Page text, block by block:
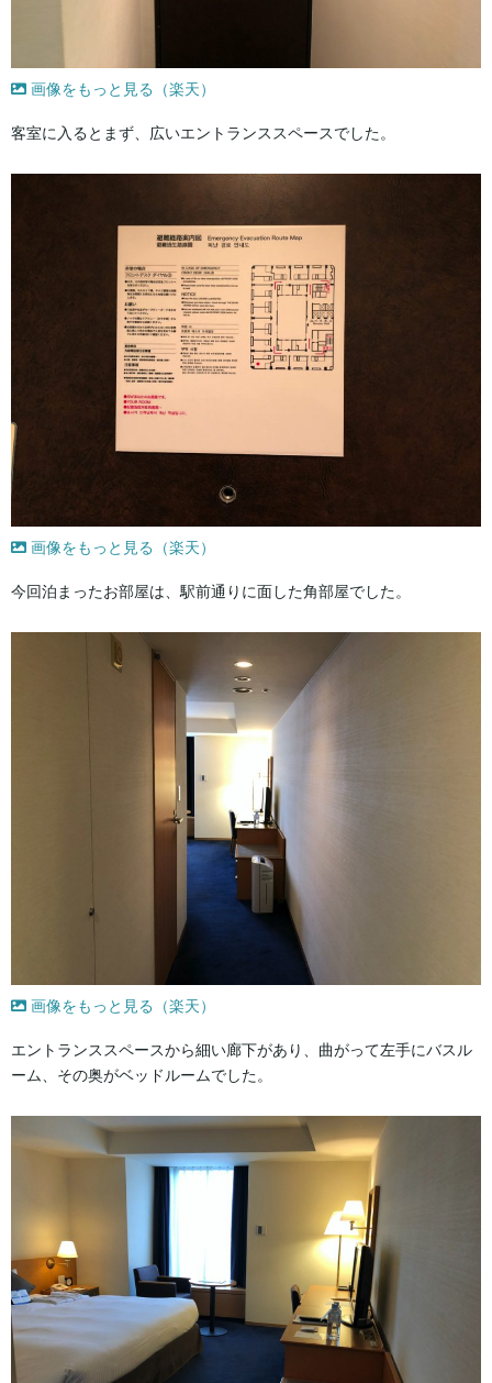
画像をもっと見る（楽天）
客室に入るとまず、広いエントランススペースでした。
画像をもっと見る（楽天）
今回泊まったお部屋は、駅前通りに面した角部屋でした。
画像をもっと見る（楽天）
エントランススペースから細い廊下があり、曲がって左手にバスル
ーム、その奥がベッドルームでした。